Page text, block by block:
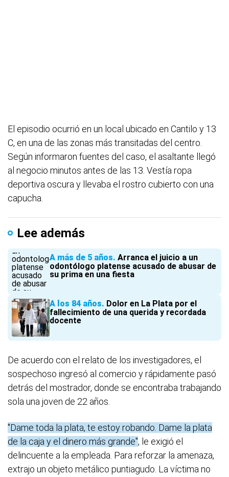
El episodio ocurrió en un local ubicado en Cantilo y 13
C, en una de las zonas más transitadas del centro.
Según informaron fuentes del caso, el asaltante llegó
al negocio minutos antes de las 13. Vestía ropa
deportiva oscura y llevaba el rostro cubierto con una
capucha.
Lee además
A más de 5 años Arranca el juicio a un
odontólogo platense acusado de abusar de
su prima en una fiesta
A los 84 años Dolor en La Plata por el
fallecimiento de una querida y recordada
docente
De acuerdo con el relato de los investigadores, el
sospechoso ingresó al comercio y rápidamente pasó
detrás del mostrador, donde se encontraba trabajando
sola una joven de 22 años.
"Dame toda la plata, te estoy robando. Dame la plata
de la caja y el dinero más grande", le exigió el
delincuente a la empleada. Para reforzar la amenaza,
extrajo un objeto metálico puntiagudo. La víctima no